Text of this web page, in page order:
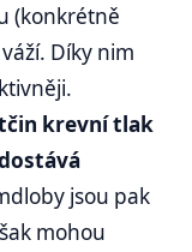
(konkrétně
Díky nim
krevní tlak
jsou pak
mohou